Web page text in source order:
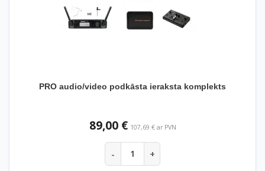
PRO audio/video podkāsta ieraksta komplekts
89,00 € 107,69 € ar PVN
- +